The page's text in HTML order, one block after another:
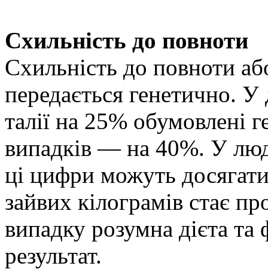
Схильність до повноти
Схильність до повноти
передається генетично.
талії на 25% обумовлені
випадків — на 40%. У
ці цифри можуть
зайвих кілограмів стає
випадку розумна дієта та
результат.